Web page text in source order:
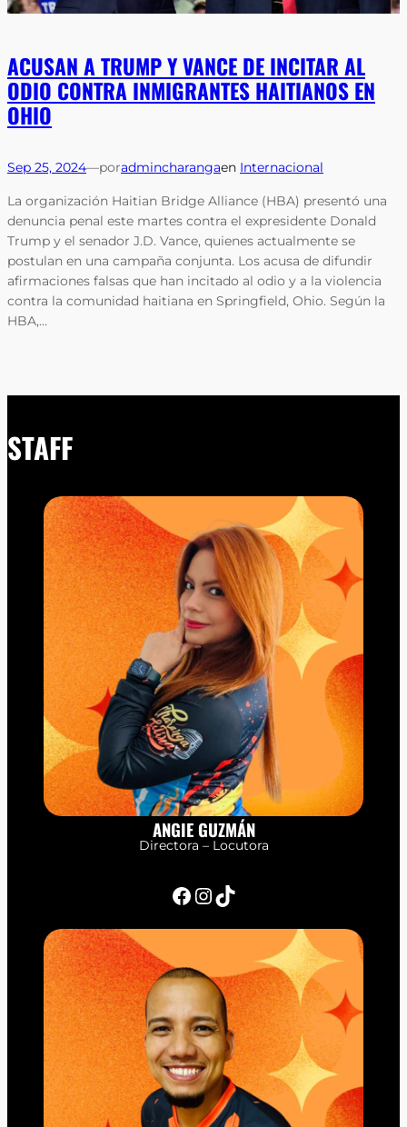
ACUSAN A TRUMP Y VANCE DE INCITAR AL
ODIO CONTRA INMIGRANTES HAITIANOS EN
OHIO
Sep 25, 2024—poradmincharangaen Internacional
La organización Haitian Bridge Alliance (HBA) presentó una
denuncia penal este martes contra el expresidente Donald
Trump y el senador J.D. Vance, quienes actualmente se
postulan en una campaña conjunta. Los acusa de difundir
afirmaciones falsas que han incitado al odio y a la violencia
contra la comunidad haitiana en Springfield, Ohio. Según la
HBA,…
STAFF
ANGIE GUZMÁN
Directora – Locutora
Facebook InstagramTikTok